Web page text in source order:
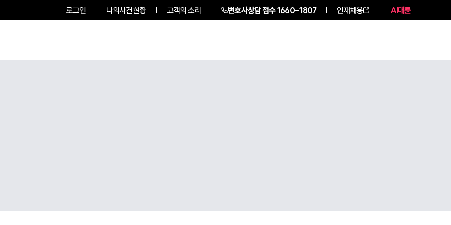
로그인 나의사건현황 고객의 소리 변호사상담 접수1660-1807 인재채용 AI대륜